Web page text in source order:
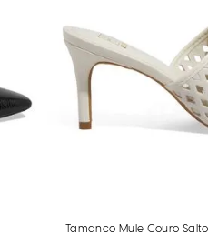
Tamanco Mule Couro